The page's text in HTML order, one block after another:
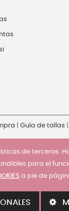
Guía de tallas
de terceros.
para el
a pie de